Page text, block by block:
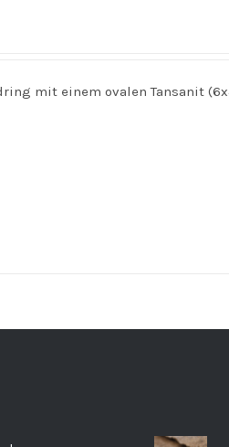
mit einem ovalen Tansanit